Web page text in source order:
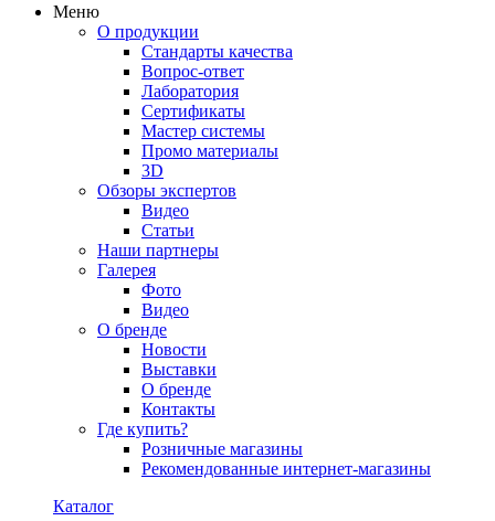
Меню
О продукции
Стандарты качества
Вопрос-ответ
Лаборатория
Сертификаты
Мастер системы
Промо материалы
3D
Обзоры экспертов
Видео
Статьи
Наши партнеры
Галерея
Фото
Видео
О бренде
Новости
Выставки
О бренде
Контакты
Где купить?
Розничные магазины
Рекомендованные интернет-магазины
Каталог